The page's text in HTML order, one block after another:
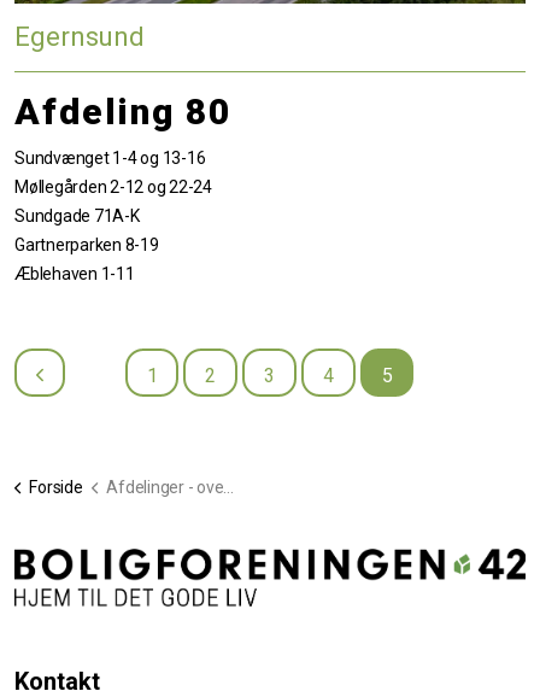
Egernsund
Afdeling 80
Sundvænget 1-4 og 13-16
Møllegården 2-12 og 22-24
Sundgade 71A-K
Gartnerparken 8-19
Æblehaven 1-11
1 2 3 4 5
Forside Afdelinger - oversigt
Kontakt